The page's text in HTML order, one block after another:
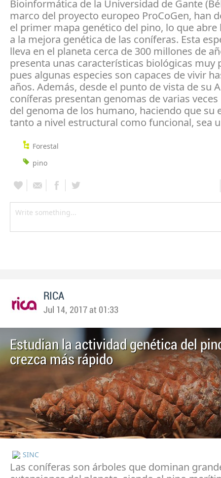
Bioinformática de la Universidad de Gante
marco del proyecto europeo ProCoGen, han
el primer mapa genético del pino, lo que abre
a la mejora genética de las coníferas. Esta
lleva en el planeta cerca de 300 millones de
presenta unas características biológicas muy
pues algunas especies son capaces de vivir
años. Además, desde el punto de vista de su
coníferas presentan genomas de varias
del genoma de los humano, haciendo que su
tanto a nivel estructural como funcional, sea
Forestal
pino
RICA
Jul 14, 2017 at 01:33
Estudian la actividad genética del
crezca más rápido
SINC
Las coníferas son árboles que dominan